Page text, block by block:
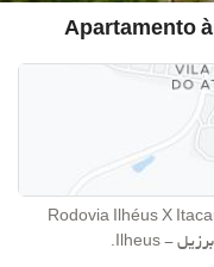
Apartamento
Rodovia Ilhéus X